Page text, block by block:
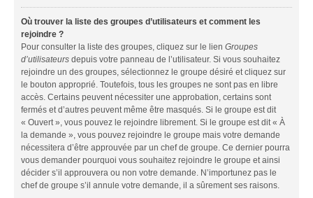
Où trouver la liste des groupes d’utilisateurs et comment les
rejoindre ?
Pour consulter la liste des groupes, cliquez sur le lien Groupes
d’utilisateurs depuis votre panneau de l’utilisateur. Si vous souhaitez
rejoindre un des groupes, sélectionnez le groupe désiré et cliquez sur
le bouton approprié. Toutefois, tous les groupes ne sont pas en libre
accès. Certains peuvent nécessiter une approbation, certains sont
fermés et d’autres peuvent même être masqués. Si le groupe est dit
« Ouvert », vous pouvez le rejoindre librement. Si le groupe est dit « À
la demande », vous pouvez rejoindre le groupe mais votre demande
nécessitera d’être approuvée par un chef de groupe. Ce dernier pourra
vous demander pourquoi vous souhaitez rejoindre le groupe et ainsi
décider s’il approuvera ou non votre demande. N’importunez pas le
chef de groupe s’il annule votre demande, il a sûrement ses raisons.